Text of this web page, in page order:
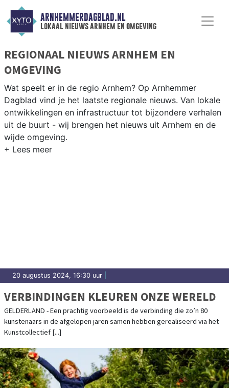
ARNHEMMERDAGBLAD.NL
lokaal nieuws arnhem en omgeving
REGIONAAL NIEUWS ARNHEM EN
OMGEVING
Wat speelt er in de regio Arnhem? Op Arnhemmer
Dagblad vind je het laatste regionale nieuws. Van lokale
ontwikkelingen en infrastructuur tot bijzondere verhalen
uit de buurt - wij brengen het nieuws uit Arnhem en de
wijde omgeving.
20 augustus 2024, 16:30 uur
VERBINDINGEN KLEUREN ONZE WERELD
GELDERLAND - Een prachtig voorbeeld is de verbinding die zo’n 80
kunstenaars in de afgelopen jaren samen hebben gerealiseerd via het
Kunstcollectief [...]